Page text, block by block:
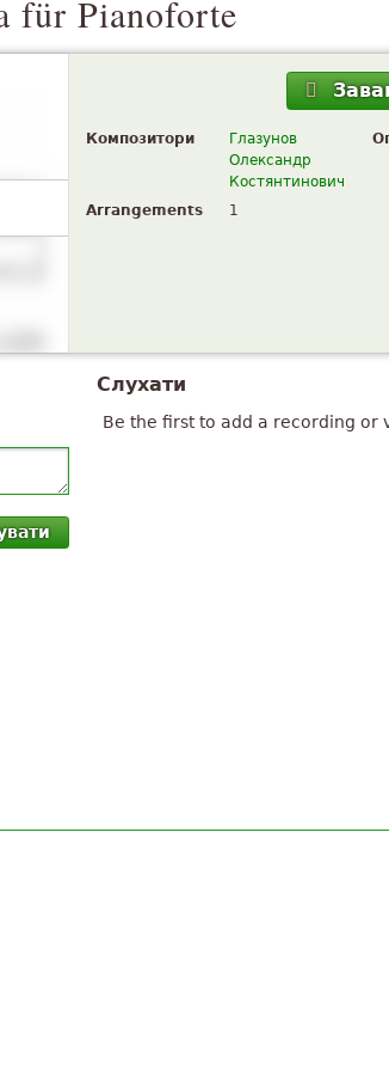
für Pianoforte
Композитори
Глазунов
Олександр
Костянтинович
Arrangements 1
Слухати
Be the first to add a recording or